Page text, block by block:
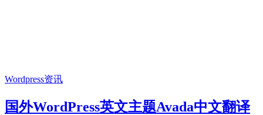
Wordpress资讯
国外WordPress英文主题Avada中文翻译